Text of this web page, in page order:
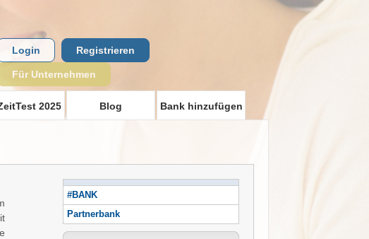
2025 Blog Bank hinzufügen
Login Registrieren
Für Unternehmen
#BANK
Partnerbank